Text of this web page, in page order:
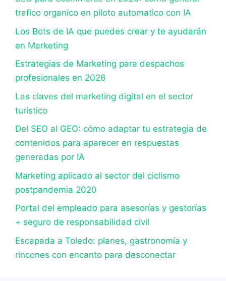
trafico organico en piloto automatico con IA
Los Bots de IA que puedes crear y te ayudarán
en Marketing
Estrategias de Marketing para despachos
profesionales en 2026
Las claves del marketing digital en el sector
turístico
Del SEO al GEO: cómo adaptar tu estrategia de
contenidos para aparecer en respuestas
generadas por IA
Marketing aplicado al sector del ciclismo
postpandemia 2020
Portal del empleado para asesorías y gestorías
+ seguro de responsabilidad civil
Escapada a Toledo: planes, gastronomía y
rincones con encanto para desconectar